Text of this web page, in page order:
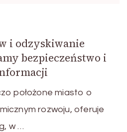
i odzyskiwanie
bezpieczeństwo i
położone miasto o
rozwoju, oferuje
w …